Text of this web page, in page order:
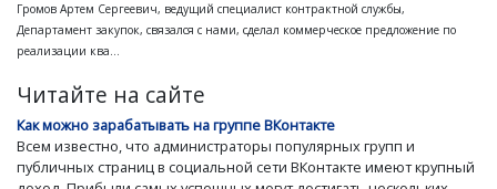
Громов Артем Сергеевич, ведущий специалист контрактной службы,
Департамент закупок, связался с нами, сделал коммерческое предложение по
реализации ква...
Читайте на сайте
Как можно зарабатывать на группе ВКонтакте
Всем известно, что администраторы популярных групп и
публичных страниц в социальной сети ВКонтакте имеют крупный